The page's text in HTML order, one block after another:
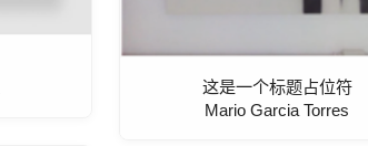
这是一个标题占位符
Mario Garcia Torres